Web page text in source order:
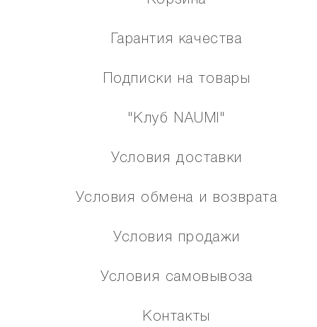
Гарантия качества
Подписки на товары
"Клуб NAUMI"
Условия доставки
Условия обмена и возврата
Условия продажи
Условия самовывоза
Контакты